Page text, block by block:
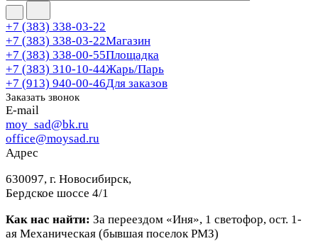
+7 (383) 338-03-22
+7 (383) 338-03-22Магазин
+7 (383) 338-00-55Площадка
+7 (383) 310-10-44Жарь/Парь
+7 (913) 940-00-46Для заказов
Заказать звонок
E-mail
moy_sad@bk.ru
office@moysad.ru
Адрес
630097, г. Новосибирск,
Бердское шоссе 4/1
Как нас найти: За переездом «Иня», 1 светофор, ост. 1-
ая Механическая (бывшая поселок РМЗ)